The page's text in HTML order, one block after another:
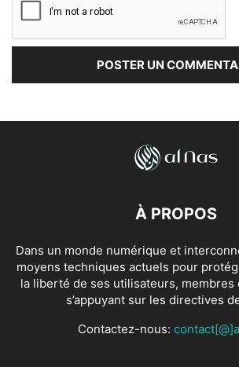
À PROPOS
Dans un monde numérique et
moyens techniques actuels pour
la liberté de ses utilisateurs, membres
s’appuyant sur les directives
Contactez-nous: